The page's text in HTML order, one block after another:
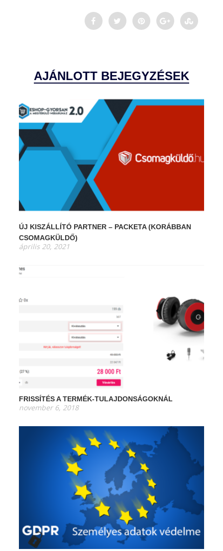
AJÁNLOTT BEJEGYZÉSEK
ÚJ KISZÁLLÍTÓ PARTNER – PACKETA (KORÁBBAN
CSOMAGKÜLDŐ)
április 20, 2021
FRISSÍTÉS A TERMÉK-TULAJDONSÁGOKNÁL
november 6, 2018